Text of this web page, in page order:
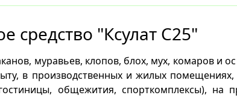
средство "Ксулат С25"
муравьев, клопов, блох, мух, комаров и
в производственных и жилых помещениях,
общежития, спорткомплексы), на